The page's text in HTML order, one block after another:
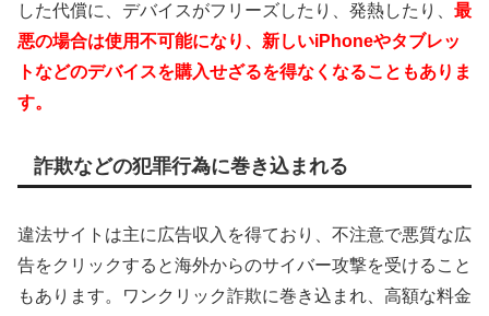
した代償に、デバイスがフリーズしたり、発熱したり、 最
悪の場合は使用不可能になり、新しいiPhoneやタブレッ
トなどのデバイスを購入せざるを得なくなることもありま
す。
詐欺などの犯罪行為に巻き込まれる
違法サイトは主に広告収入を得ており、不注意で悪質な広
告をクリックすると海外からのサイバー攻撃を受けること
もあります。ワンクリック詐欺に巻き込まれ、高額な料金